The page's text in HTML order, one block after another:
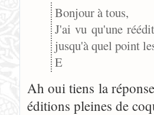
Bonjour à tous,
J'ai vu qu'une
jusqu'à quel point
E
Ah oui tiens la
éditions pleines de